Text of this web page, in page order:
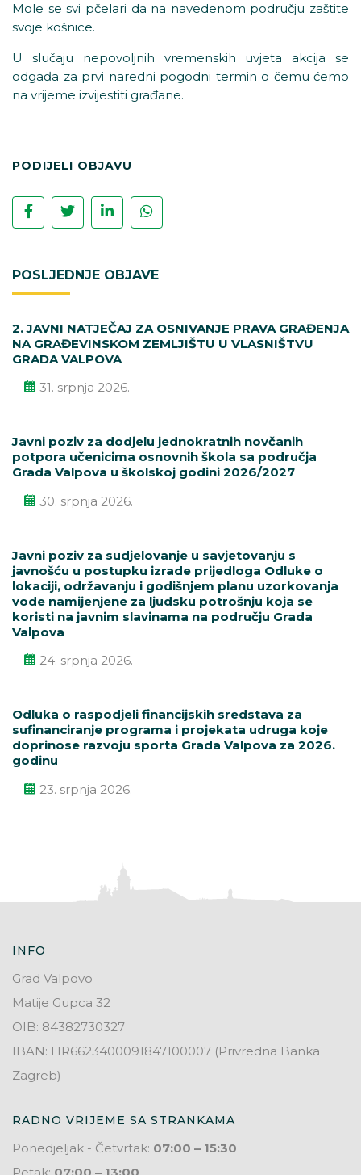
Mole se svi pčelari da na navedenom području zaštite
svoje košnice.
U slučaju nepovoljnih vremenskih uvjeta akcija se
odgađa za prvi naredni pogodni termin o čemu ćemo
na vrijeme izvijestiti građane.
PODIJELI OBJAVU
POSLJEDNJE OBJAVE
2. JAVNI NATJEČAJ ZA OSNIVANJE PRAVA GRAĐENJA
NA GRAĐEVINSKOM ZEMLJIŠTU U VLASNIŠTVU
GRADA VALPOVA
31. srpnja 2026.
Javni poziv za dodjelu jednokratnih novčanih
potpora učenicima osnovnih škola sa područja
Grada Valpova u školskoj godini 2026/2027
30. srpnja 2026.
Javni poziv za sudjelovanje u savjetovanju s
javnošću u postupku izrade prijedloga Odluke o
lokaciji, održavanju i godišnjem planu uzorkovanja
vode namijenjene za ljudsku potrošnju koja se
koristi na javnim slavinama na području Grada
Valpova
24. srpnja 2026.
Odluka o raspodjeli financijskih sredstava za
sufinanciranje programa i projekata udruga koje
doprinose razvoju sporta Grada Valpova za 2026.
godinu
23. srpnja 2026.
INFO
Grad Valpovo
Matije Gupca 32
OIB: 84382730327
IBAN: HR6623400091847100007 (Privredna Banka
Zagreb)
RADNO VRIJEME SA STRANKAMA
Ponedjeljak - Četvrtak: 07:00 – 15:30
Petak: 07:00 – 13:00